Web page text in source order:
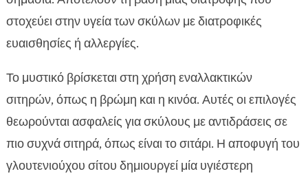
στοχεύει στην υγεία των σκύλων με διατροφικές
ευαισθησίες ή αλλεργίες.
Το μυστικό βρίσκεται στη χρήση εναλλακτικών
σιτηρών, όπως η βρώμη και η κινόα. Αυτές οι επιλογές
θεωρούνται ασφαλείς για σκύλους με αντιδράσεις σε
πιο συχνά σιτηρά, όπως είναι το σιτάρι. Η αποφυγή του
γλουτενιούχου σίτου δημιουργεί μία υγιέστερη